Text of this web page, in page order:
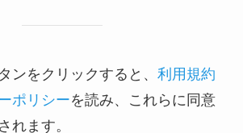
ンをクリックすると、 利用規約
ポリシーを読み、これらに同意
れます。